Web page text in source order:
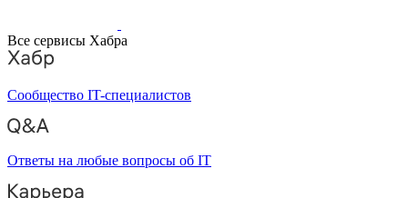
Все сервисы Хабра
Сообщество IT-специалистов
Ответы на любые вопросы об IT